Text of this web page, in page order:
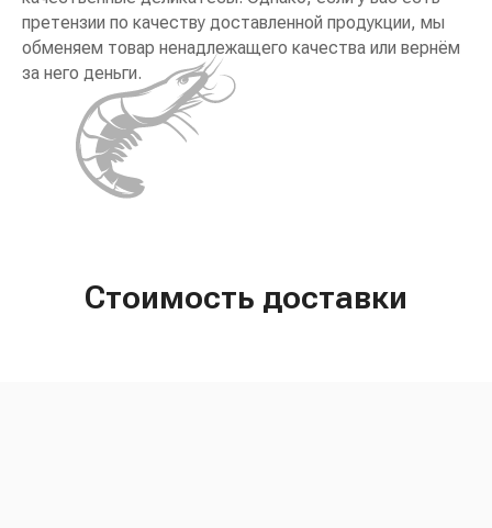
претензии по качеству доставленной продукции, мы
обменяем товар ненадлежащего качества или вернём
за него деньги.
Стоимость доставки